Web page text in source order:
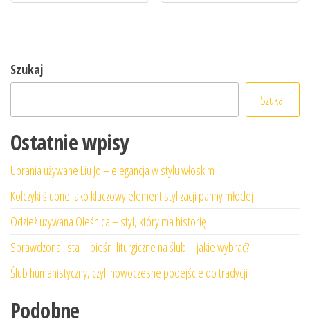
Szukaj
Szukaj
Ostatnie wpisy
Ubrania używane Liu Jo – elegancja w stylu włoskim
Kolczyki ślubne jako kluczowy element stylizacji panny młodej
Odzież używana Oleśnica – styl, który ma historię
Sprawdzona lista – pieśni liturgiczne na ślub – jakie wybrać?
Ślub humanistyczny, czyli nowoczesne podejście do tradycji
Podobne